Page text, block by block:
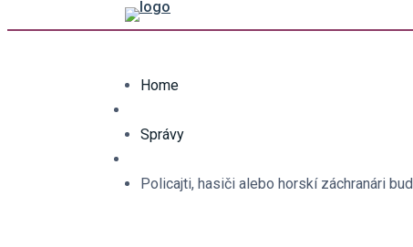
Home
Správy
Policajti, hasiči alebo horskí záchranári